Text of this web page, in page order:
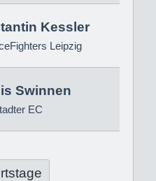
Kessler
Leipzig
Swinnen
EC